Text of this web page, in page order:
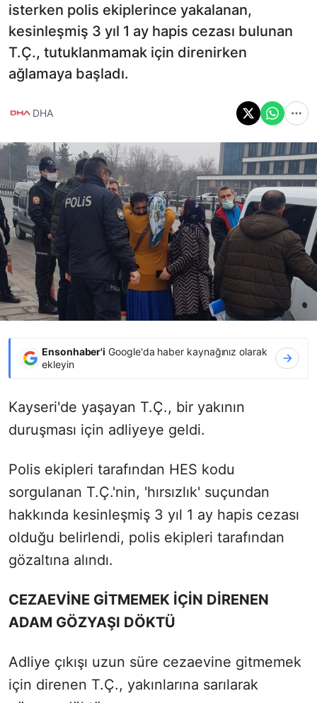
isterken polis ekiplerince yakalanan,
kesinleşmiş 3 yıl 1 ay hapis cezası bulunan
T.Ç., tutuklanmamak için direnirken
ağlamaya başladı.
DHA
Ensonhaber'i Google'da haber kaynağınız olarak
ekleyin
Kayseri'de yaşayan T.Ç., bir yakının
duruşması için adliyeye geldi.
Polis ekipleri tarafından HES kodu
sorgulanan T.Ç.'nin, 'hırsızlık' suçundan
hakkında kesinleşmiş 3 yıl 1 ay hapis cezası
olduğu belirlendi, polis ekipleri tarafından
gözaltına alındı.
CEZAEVİNE GİTMEMEK İÇİN DİRENEN
ADAM GÖZYAŞI DÖKTÜ
Adliye çıkışı uzun süre cezaevine gitmemek
için direnen T.Ç., yakınlarına sarılarak